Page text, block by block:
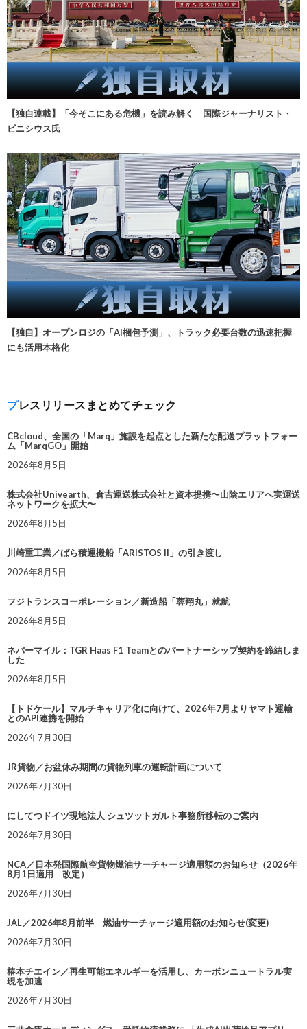
【独自連載】「今そこにある危機」を読み解く 国際ジャーナリスト・
ビニシウス氏
【独自】オープンロジの「AI梱包予測」、トラック必要台数の迅速把握
にも活用本格化
プレスリリースまとめてチェック
CBcloud、全国の「Marq」施設を起点とした新たな配送プラットフォー
ム「MarqGO」開始
2026年8月5日
株式会社Univearth、倉吉運送株式会社と資本提携〜山陰エリアへ実運送
ネットワークを拡大〜
2026年8月5日
川崎重工業／ばら積運搬船「ARISTOS II」の引き渡し
2026年8月5日
フジトランスコーポレーション／新造船「蓉翔丸」就航
2026年8月5日
ネバーマイル：TGR Haas F1 Teamとのパートナーシップ契約を締結しま
した
2026年8月5日
【トドケール】マルチキャリア化に向けて、2026年7月よりヤマト運輸
とのAPI連携を開始
2026年7月30日
JR貨物／お盆休み期間の貨物列車の運転計画について
2026年7月30日
にしてつドイツ現地法人 シュツットガルト事務所移転のご案内
2026年7月30日
NCA／日本発国際航空貨物燃油サーチャージ適用額のお知らせ（2026年
8月1日適用 改定）
2026年7月30日
JAL／2026年8月前半 燃油サーチャージ適用額のお知らせ(変更)
2026年7月30日
椿本チエイン／再生可能エネルギーを活用し、カーボンニュートラル実
現を加速
2026年7月30日